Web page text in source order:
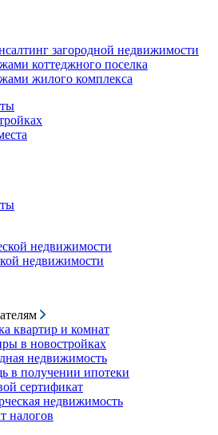
загородной недвижимости
коттеджного поселка
жилого комплекса
недвижимости
недвижимости
квартир и комнат
в новостройках
недвижимость
в получении ипотеки
сертификат
недвижимость
налогов